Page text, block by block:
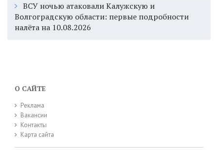
ВСУ ночью атаковали Калужскую и
Волгоградскую области: первые подробности
налёта на 10.08.2026
О САЙТЕ
Реклама
Вакансии
Контакты
Карта сайта